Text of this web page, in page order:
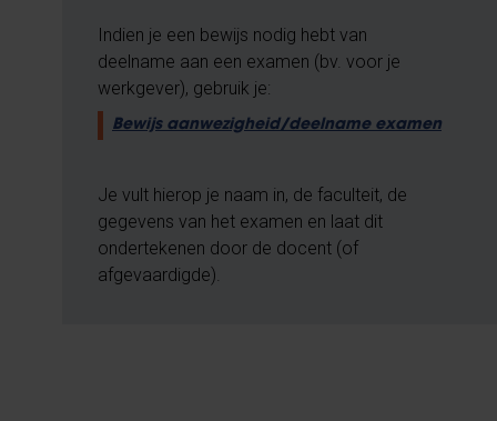
Indien je een bewijs nodig hebt van
deelname aan een examen (bv. voor je
werkgever), gebruik je:
Bewijs aanwezigheid/deelname examen
Je vult hierop je naam in, de faculteit, de
gegevens van het examen en laat dit
ondertekenen door de docent (of
afgevaardigde).